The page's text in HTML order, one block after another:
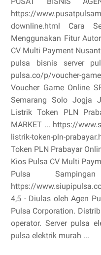
https://
downline.html Cara
Menggunakan Fitur
CV Multi Payment
pulsa bisnis server
pulsa.co/p/voucher-
Voucher Game Online
Semarang Solo Jogja
Listrik Token PLN
MARKET ... https://
listrik-token-pln-
Token PLN Prabayar
Kios Pulsa CV Multi
Pulsa
https://
4,5 - ‎Diulas oleh Agen
Pulsa Corporation.
operator. Server pulsa
pulsa elektrik murah ...